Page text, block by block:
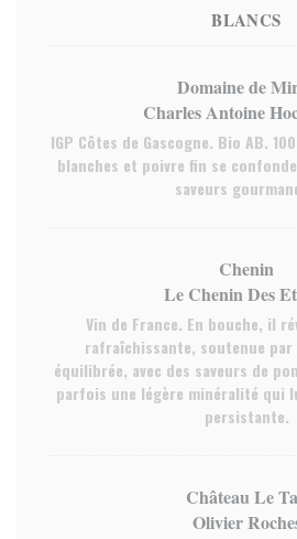
BLANCS
Domaine de
Charles Antoine
IGP Côtes de Gascogne. Bio AB.
blanches et poivre fin se
saveurs
Chenin
Le Chenin Des
Vin de France. En bouche, il
rafraîchissante, soutenue
équilibrée, avec des saveurs de
parfois une légère minéralité qui
persistante.
Château Le
Olivier